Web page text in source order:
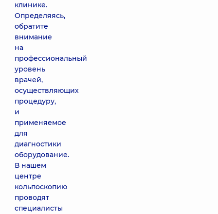
клинике.
Определяясь,
обратите
внимание
на
профессиональный
уровень
врачей,
осуществляющих
процедуру,
и
применяемое
для
диагностики
оборудование.
В нашем
центре
кольпоскопию
проводят
специалисты